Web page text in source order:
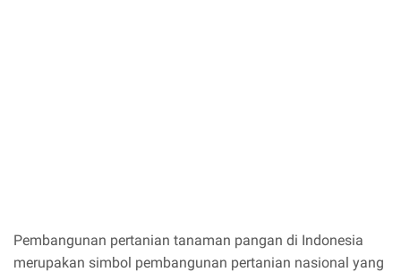
Pembangunan pertanian tanaman pangan di Indonesia
merupakan simbol pembangunan pertanian nasional yang